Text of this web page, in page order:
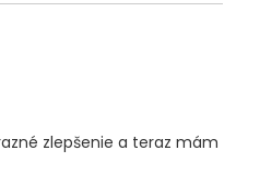
zlepšenie a teraz mám